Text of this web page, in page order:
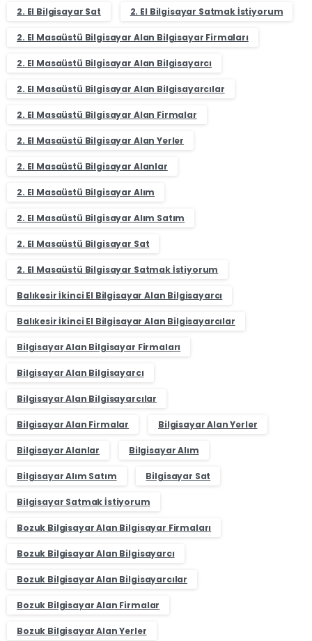
2. El Bilgisayar Sat 2. El Bilgisayar Satmak İstiyorum
2. El Masaüstü Bilgisayar Alan Bilgisayar Firmaları
2. El Masaüstü Bilgisayar Alan Bilgisayarcı
2. El Masaüstü Bilgisayar Alan Bilgisayarcılar
2. El Masaüstü Bilgisayar Alan Firmalar
2. El Masaüstü Bilgisayar Alan Yerler
2. El Masaüstü Bilgisayar Alanlar
2. El Masaüstü Bilgisayar Alım
2. El Masaüstü Bilgisayar Alım Satım
2. El Masaüstü Bilgisayar Sat
2. El Masaüstü Bilgisayar Satmak İstiyorum
Balıkesir İkinci El Bilgisayar Alan Bilgisayarcı
Balıkesir İkinci El Bilgisayar Alan Bilgisayarcılar
Bilgisayar Alan Bilgisayar Firmaları
Bilgisayar Alan Bilgisayarcı
Bilgisayar Alan Bilgisayarcılar
Bilgisayar Alan Firmalar Bilgisayar Alan Yerler
Bilgisayar Alanlar Bilgisayar Alım
Bilgisayar Alım Satım Bilgisayar Sat
Bilgisayar Satmak İstiyorum
Bozuk Bilgisayar Alan Bilgisayar Firmaları
Bozuk Bilgisayar Alan Bilgisayarcı
Bozuk Bilgisayar Alan Bilgisayarcılar
Bozuk Bilgisayar Alan Firmalar
Bozuk Bilgisayar Alan Yerler